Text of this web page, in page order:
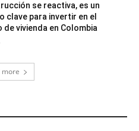
se reactiva, es un
clave para invertir en el
de vivienda en Colombia
more